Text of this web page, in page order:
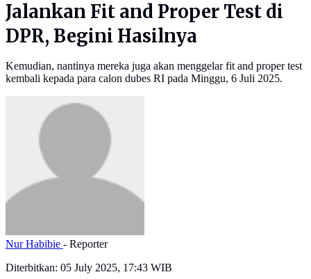
Jalankan Fit and Proper Test di
DPR, Begini Hasilnya
Kemudian, nantinya mereka juga akan menggelar fit and proper test
kembali kepada para calon dubes RI pada Minggu, 6 Juli 2025.
Nur Habibie - Reporter
Diterbitkan: 05 July 2025, 17:43 WIB